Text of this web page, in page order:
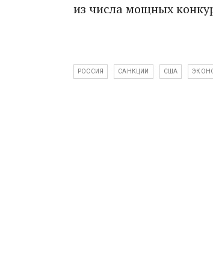
из числа мощных
РОССИЯ САНКЦИИ США